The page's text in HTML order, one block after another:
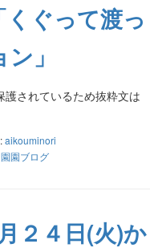
ぐって渡っ
」
護されているため抜粋文は
aikouminori
園ブログ
２４日(火)か